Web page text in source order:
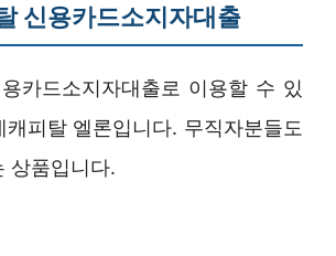
신용카드소지자대출
카드소지자대출로 이용할 수 있
피탈 엘론입니다. 무직자분들도
상품입니다.